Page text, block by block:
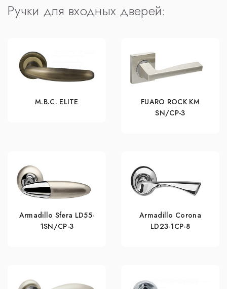
Ручки для входных дверей:
M.B.C. ELITE
FUARO ROCK KM
SN/CP-3
Armadillo Sfera LD55-
1SN/CP-3
Armadillo Corona
LD23-1CP-8